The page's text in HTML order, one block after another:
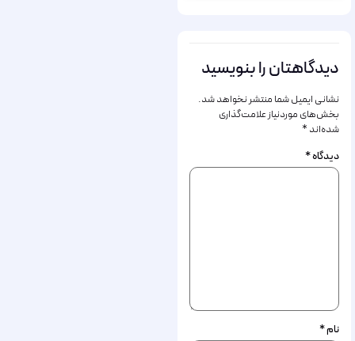
دیدگاهتان را بنویسید
نشانی ایمیل شما منتشر نخواهد شد.
بخش‌های موردنیاز علامت‌گذاری
شده‌اند *
دیدگاه*
نام*